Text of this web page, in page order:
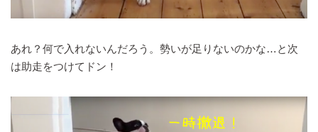
あれ？何で入れないんだろう。勢いが足りないのかな…と次
は助走をつけてドン！